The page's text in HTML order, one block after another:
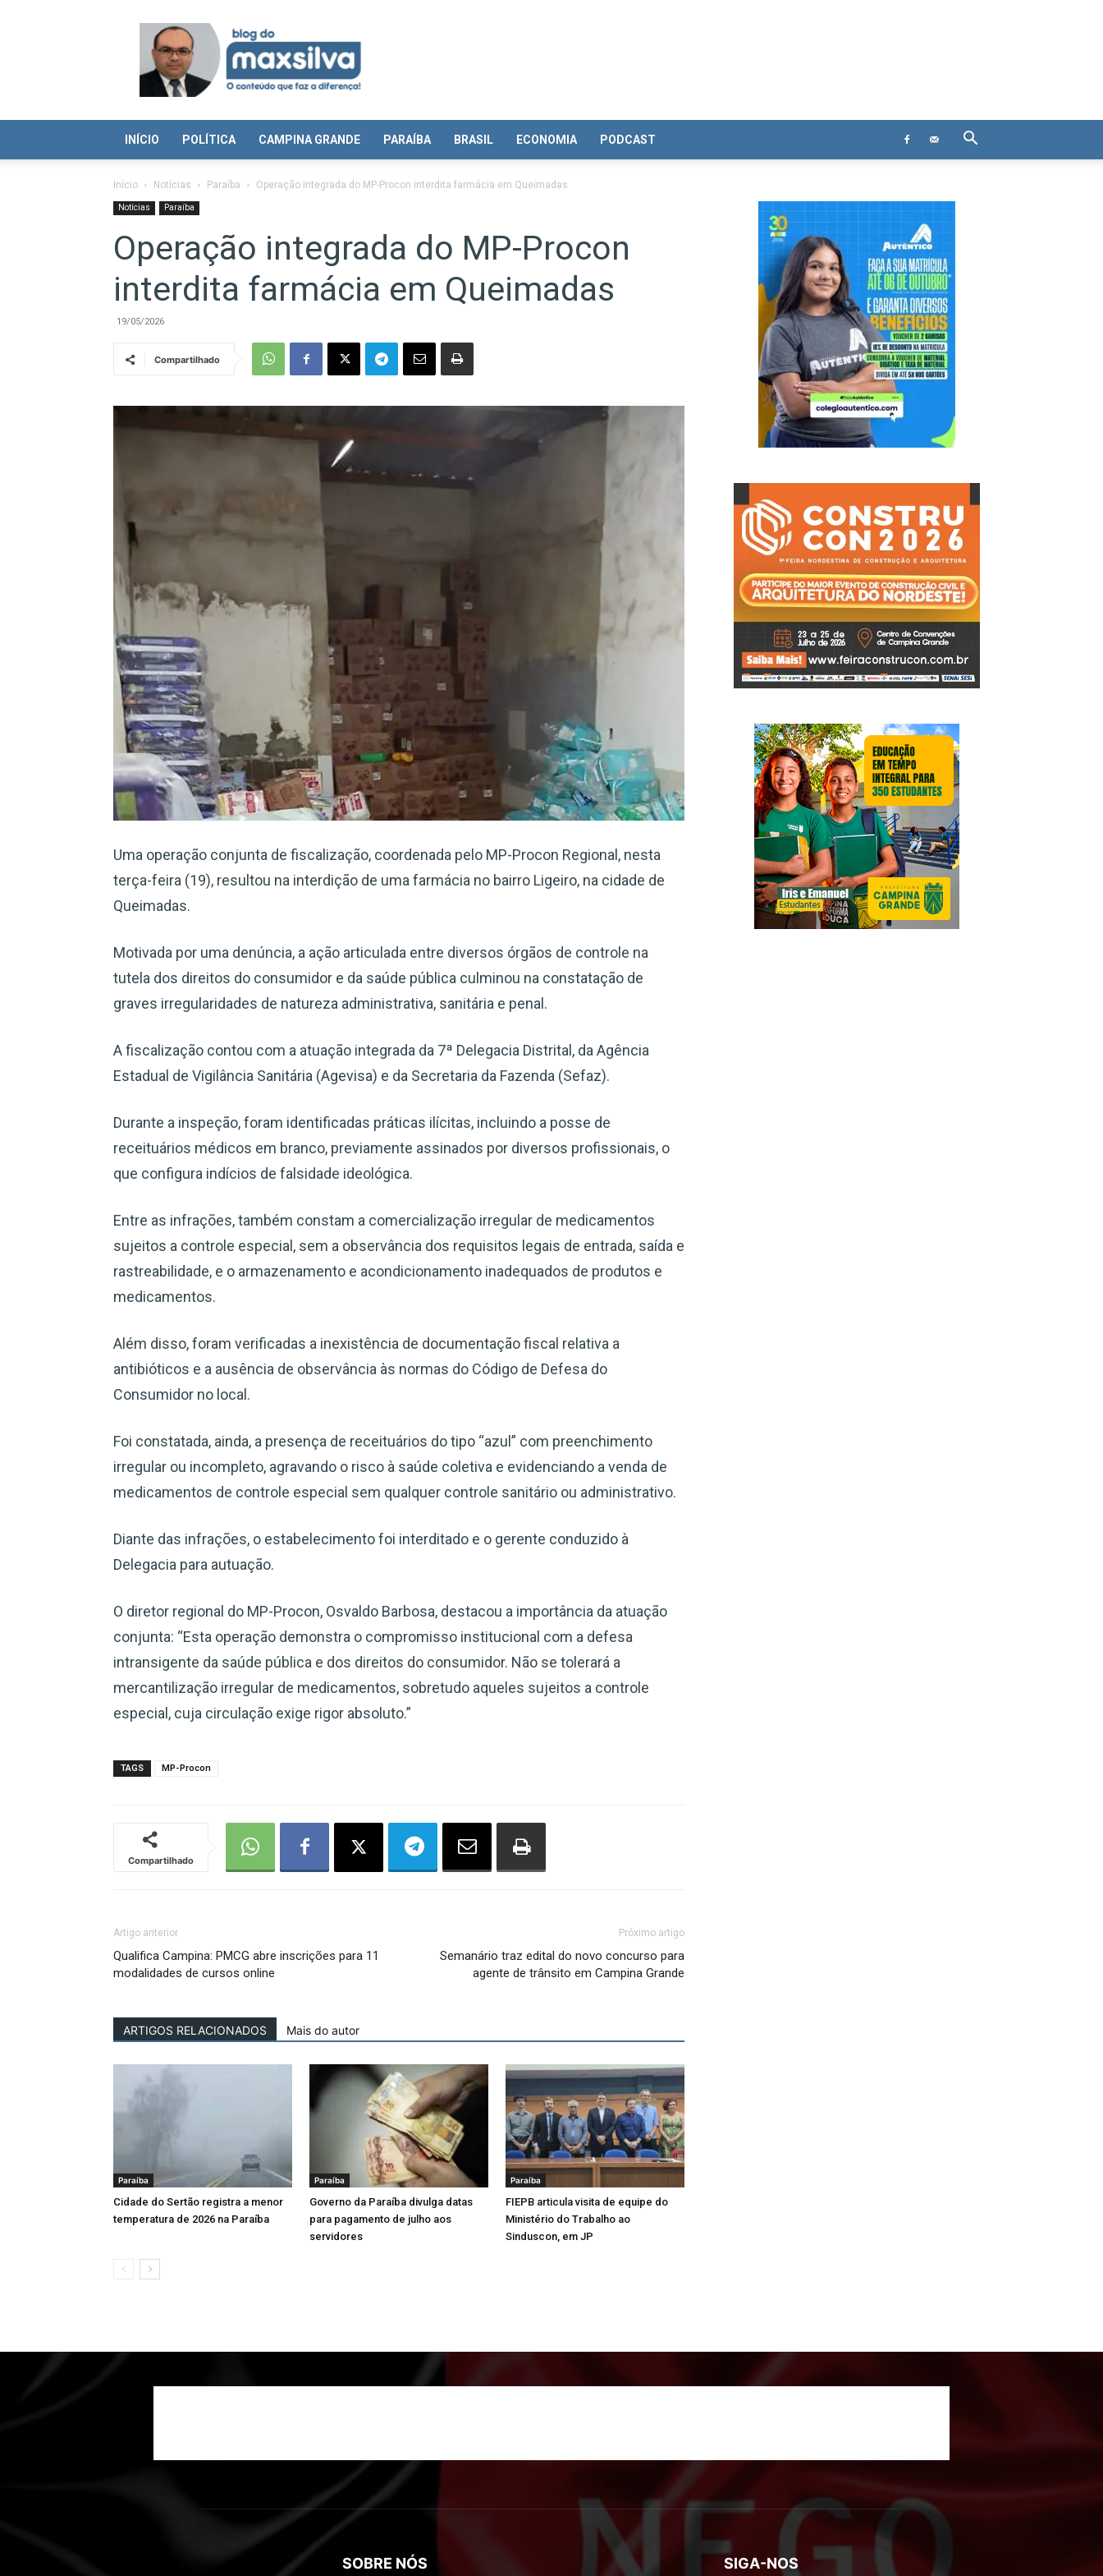
Blog
Max
Silva
INÍCIO POLÍTICA CAMPINA GRANDE PARAÍBA BRASIL ECONOMIA PODCAST
Início Notícias Paraíba Operação integrada do MP-Procon interdita farmácia em Queimadas
Notícias Paraíba
Operação integrada do MP-Procon
interdita farmácia em Queimadas
19/05/2026
Compartilhado
Uma operação conjunta de fiscalização, coordenada pelo MP-Procon Regional, nesta
terça-feira (19), resultou na interdição de uma farmácia no bairro Ligeiro, na cidade de
Queimadas.
Motivada por uma denúncia, a ação articulada entre diversos órgãos de controle na
tutela dos direitos do consumidor e da saúde pública culminou na constatação de
graves irregularidades de natureza administrativa, sanitária e penal.
A fiscalização contou com a atuação integrada da 7ª Delegacia Distrital, da Agência
Estadual de Vigilância Sanitária (Agevisa) e da Secretaria da Fazenda (Sefaz).
Durante a inspeção, foram identificadas práticas ilícitas, incluindo a posse de
receituários médicos em branco, previamente assinados por diversos profissionais, o
que configura indícios de falsidade ideológica.
Entre as infrações, também constam a comercialização irregular de medicamentos
sujeitos a controle especial, sem a observância dos requisitos legais de entrada, saída e
rastreabilidade, e o armazenamento e acondicionamento inadequados de produtos e
medicamentos.
Além disso, foram verificadas a inexistência de documentação fiscal relativa a
antibióticos e a ausência de observância às normas do Código de Defesa do
Consumidor no local.
Foi constatada, ainda, a presença de receituários do tipo “azul” com preenchimento
irregular ou incompleto, agravando o risco à saúde coletiva e evidenciando a venda de
medicamentos de controle especial sem qualquer controle sanitário ou administrativo.
Diante das infrações, o estabelecimento foi interditado e o gerente conduzido à
Delegacia para autuação.
O diretor regional do MP-Procon, Osvaldo Barbosa, destacou a importância da atuação
conjunta: “Esta operação demonstra o compromisso institucional com a defesa
intransigente da saúde pública e dos direitos do consumidor. Não se tolerará a
mercantilização irregular de medicamentos, sobretudo aqueles sujeitos a controle
especial, cuja circulação exige rigor absoluto.”
TAGS MP-Procon
Compartilhado
Artigo anterior
Qualifica Campina: PMCG abre inscrições para 11
modalidades de cursos online
Próximo artigo
Semanário traz edital do novo concurso para
agente de trânsito em Campina Grande
ARTIGOS RELACIONADOS Mais do autor
Paraíba
Cidade do Sertão registra a menor
temperatura de 2026 na Paraíba
Paraíba
Governo da Paraíba divulga datas
para pagamento de julho aos
servidores
Paraíba
FIEPB articula visita de equipe do
Ministério do Trabalho ao
Sinduscon, em JP
SOBRE NÓS SIGA-NOS